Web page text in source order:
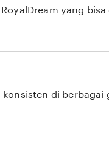
yang
di berbagai